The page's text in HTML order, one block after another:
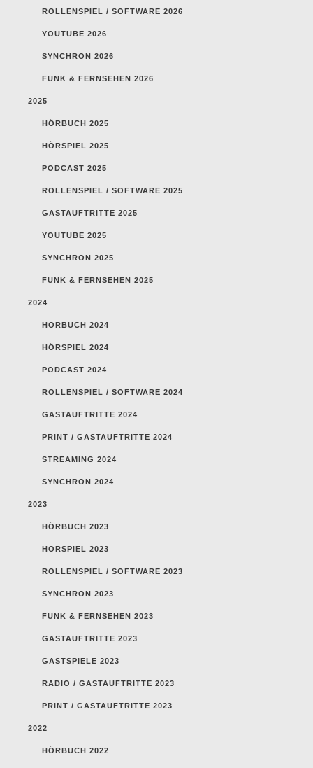
ROLLENSPIEL / SOFTWARE 2026
YOUTUBE 2026
SYNCHRON 2026
FUNK & FERNSEHEN 2026
2025
HÖRBUCH 2025
HÖRSPIEL 2025
PODCAST 2025
ROLLENSPIEL / SOFTWARE 2025
GASTAUFTRITTE 2025
YOUTUBE 2025
SYNCHRON 2025
FUNK & FERNSEHEN 2025
2024
HÖRBUCH 2024
HÖRSPIEL 2024
PODCAST 2024
ROLLENSPIEL / SOFTWARE 2024
GASTAUFTRITTE 2024
PRINT / GASTAUFTRITTE 2024
STREAMING 2024
SYNCHRON 2024
2023
HÖRBUCH 2023
HÖRSPIEL 2023
ROLLENSPIEL / SOFTWARE 2023
SYNCHRON 2023
FUNK & FERNSEHEN 2023
GASTAUFTRITTE 2023
GASTSPIELE 2023
RADIO / GASTAUFTRITTE 2023
PRINT / GASTAUFTRITTE 2023
2022
HÖRBUCH 2022